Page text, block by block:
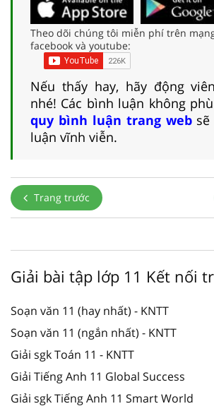
Theo dõi chúng tôi miễn phí trên
facebook và youtube:
Nếu thấy hay, hãy động
nhé! Các bình luận không
quy bình luận trang websẽ
luận vĩnh viễn.
Trang trước
Giải bài tập lớp 11 Kết nối
Soạn văn 11 (hay nhất) - KNTT
Soạn văn 11 (ngắn nhất) - KNTT
Giải sgk Toán 11 - KNTT
Giải Tiếng Anh 11 Global Success
Giải sgk Tiếng Anh 11 Smart World